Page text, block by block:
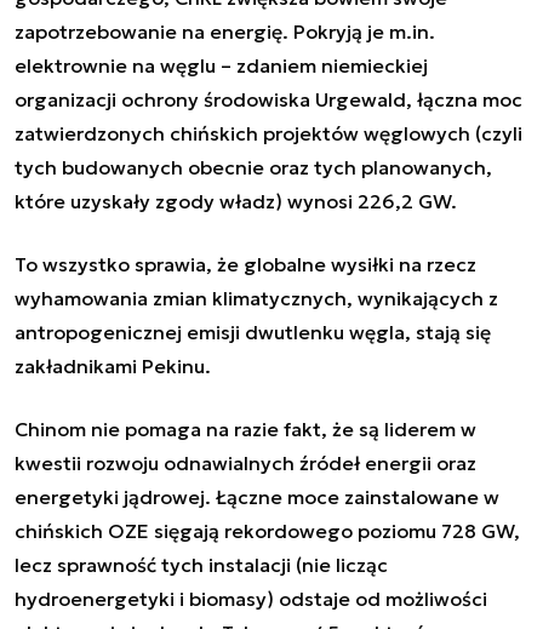
zapotrzebowanie na energię. Pokryją je m.in.
elektrownie na węglu – zdaniem niemieckiej
organizacji ochrony środowiska Urgewald, łączna moc
zatwierdzonych chińskich projektów węglowych (czyli
tych budowanych obecnie oraz tych planowanych,
które uzyskały zgody władz) wynosi 226,2 GW.
To wszystko sprawia, że globalne wysiłki na rzecz
wyhamowania zmian klimatycznych, wynikających z
antropogenicznej emisji dwutlenku węgla, stają się
zakładnikami Pekinu.
Chinom nie pomaga na razie fakt, że są liderem w
kwestii rozwoju odnawialnych źródeł energii oraz
energetyki jądrowej. Łączne moce zainstalowane w
chińskich OZE sięgają rekordowego poziomu 728 GW,
lecz sprawność tych instalacji (nie licząc
hydroenergetyki i biomasy) odstaje od możliwości